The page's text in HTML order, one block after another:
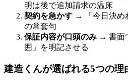
明は後で追加請求の温床
契約を急かす → 「今日決め
の常套句
保証内容が口頭のみ → 書面
囲」を明記させる
建造くんが選ばれる5つの理